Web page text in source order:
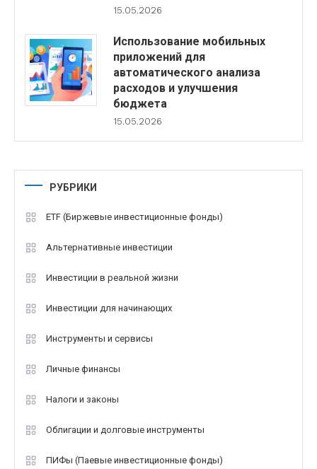
15.05.2026
Использование мобильных
приложений для
автоматического анализа
расходов и улучшения
бюджета
15.05.2026
РУБРИКИ
ETF (Биржевые инвестиционные фонды)
Альтернативные инвестиции
Инвестиции в реальной жизни
Инвестиции для начинающих
Инструменты и сервисы
Личные финансы
Налоги и законы
Облигации и долговые инструменты
ПИФы (Паевые инвестиционные фонды)